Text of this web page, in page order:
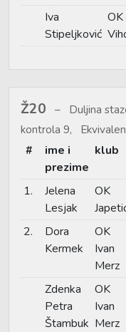
Iva
Stipeljković
OK
Ž20
Duljina
kontrola 9,
#
ime i
prezime
klub
1.
Jelena
Lesjak
OK
2.
Dora
Kermek
OK
Ivan
Merz
Zdenka
Petra
Štambuk
OK
Ivan
Merz